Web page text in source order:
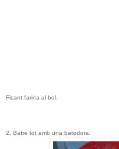
Ficant farina al bol.
2. Batre tot amb una batedora.